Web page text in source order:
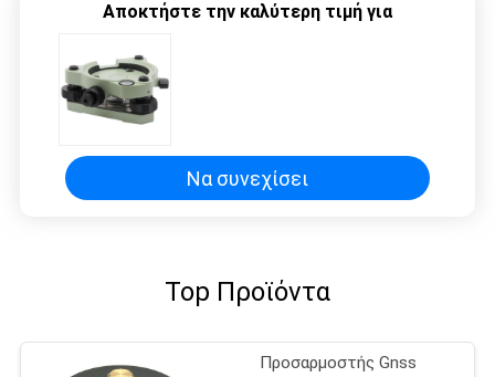
Αποκτήστε την καλύτερη τιμή για
Να συνεχίσει
Top Προϊόντα
Προσαρμοστής Gnss